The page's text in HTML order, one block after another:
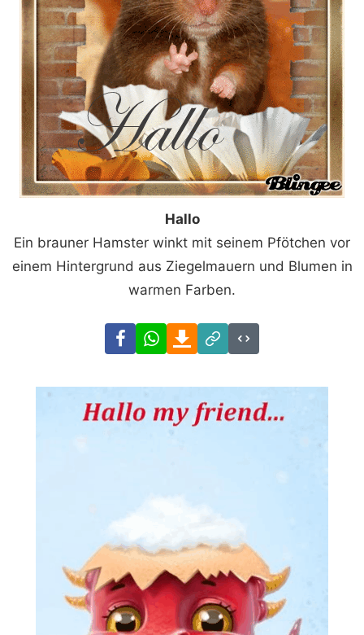
Hallo
Ein brauner Hamster winkt mit seinem Pfötchen vor
einem Hintergrund aus Ziegelmauern und Blumen in
warmen Farben.
FacebookWhatsAppDownload
Link
Code